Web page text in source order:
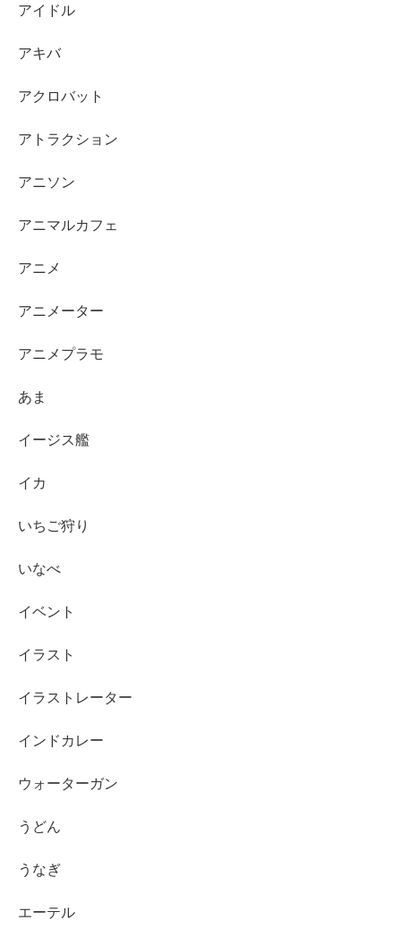
アイドル
アキバ
アクロバット
アトラクション
アニソン
アニマルカフェ
アニメ
アニメーター
アニメプラモ
あま
イージス艦
イカ
いちご狩り
いなべ
イベント
イラスト
イラストレーター
インドカレー
ウォーターガン
うどん
うなぎ
エーテル